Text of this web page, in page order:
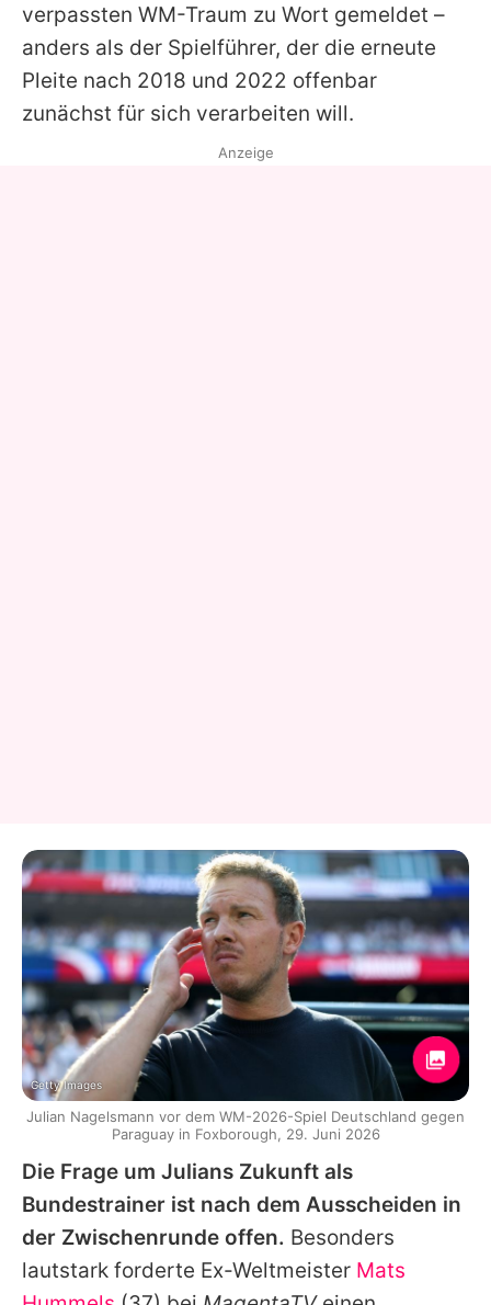
verpassten WM-Traum zu Wort gemeldet –
anders als der Spielführer, der die erneute
Pleite nach 2018 und 2022 offenbar
zunächst für sich verarbeiten will.
Die Frage um Julians Zukunft als
Bundestrainer ist nach dem Ausscheiden in
der Zwischenrunde offen. Besonders
lautstark forderte Ex-Weltmeister Mats
Anzeige
Getty Images
Julian Nagelsmann vor dem WM-2026-Spiel Deutschland gegen
Paraguay in Foxborough, 29. Juni 2026